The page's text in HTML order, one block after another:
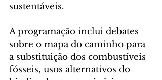
sustentáveis.
A programação inclui debates
sobre o mapa do caminho para
a substituição dos combustíveis
fósseis, usos alternativos do